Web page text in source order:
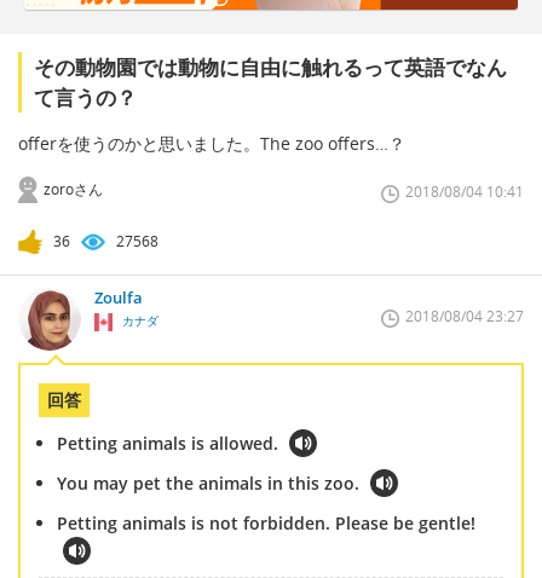
その動物園では動物に自由に触れるって英語でなん
て言うの？
offerを使うのかと思いました。The zoo offers…？
zoroさん 2018/08/04 10:41
36 27568
Zoulfa
カナダ 2018/08/04 23:27
回答
Petting animals is allowed.
You may pet the animals in this zoo.
Petting animals is not forbidden. Please be gentle!